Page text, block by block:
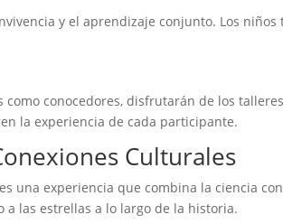
y el aprendizaje conjunto. Los
conocedores, disfrutarán de los
la experiencia de cada participante.
Culturales
una experiencia que combina la ciencia
las estrellas a lo largo de la historia.